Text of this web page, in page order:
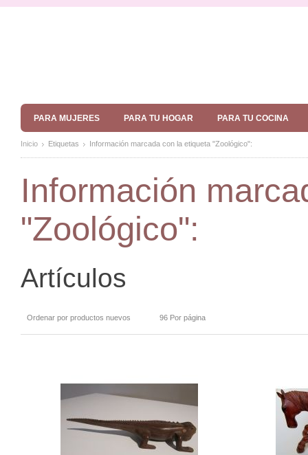
PARA MUJERES PARA TU HOGAR PARA TU COCINA
Inicio Etiquetas Información marcada con la etiqueta "Zoológico":
Información
"Zoológico":
Artículos
Ordenar por productos nuevos 96 Por página